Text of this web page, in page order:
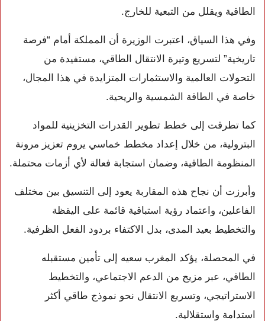
الطاقية ويقلل من التبعية للخارج.
وفي هذا السياق، اعتبرت الوزيرة أن المملكة أمام “فرصة
تاريخية” لتسريع وتيرة الانتقال الطاقي، مستفيدة من
التحولات العالمية والاستثمارات المتزايدة في هذا المجال،
خاصة في الطاقة الشمسية والريحية.
كما تطرقت إلى خطط تطوير القدرات التخزينية للمواد
البترولية، من خلال إعداد مخطط خماسي يروم تعزيز مرونة
المنظومة الطاقية، وضمان استجابة فعالة لأي أزمات محتملة.
وأبرزت أن نجاح هذه المقاربة يعود إلى التنسيق بين مختلف
الفاعلين، واعتماد رؤية استباقية قائمة على اليقظة
والتخطيط بعيد المدى، بدل الاكتفاء بردود الفعل الظرفية.
في المحصلة، يؤكد المغرب سعيه إلى تأمين مستقبله
الطاقي، عبر مزيج من الدعم الاجتماعي، والتخطيط
الاستراتيجي، وتسريع الانتقال نحو نموذج طاقي أكثر
استدامة واستقلالية.